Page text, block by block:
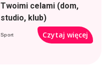
Twoimi celami (dom,
studio, klub)
Sport Czytaj więcej